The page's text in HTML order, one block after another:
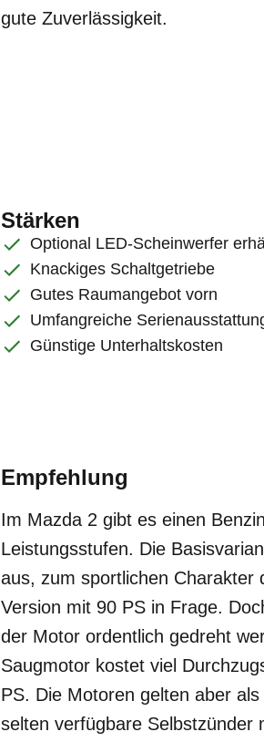
gute Zuverlässigkeit.
Stärken
Optional LED-Scheinwerfer
Knackiges Schaltgetriebe
Gutes Raumangebot vorn
Umfangreiche
Günstige Unterhaltskosten
Empfehlung
Im Mazda 2 gibt es einen
Leistungsstufen. Die
aus, zum sportlichen Charakter
Version mit 90 PS in Frage.
der Motor ordentlich gedreht
Saugmotor kostet viel
PS. Die Motoren gelten aber
selten verfügbare Selbstzünder